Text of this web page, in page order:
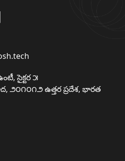
సైక్టర ౫
ఉత్తర ప్రదేశ, భారత